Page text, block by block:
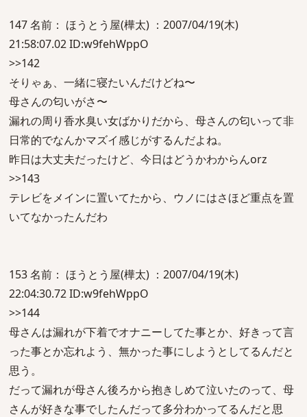
147 名前： ほうとう屋(樺太) ：2007/04/19(木)
21:58:07.02 ID:w9fehWppO
>>142
そりゃぁ、一緒に寝たいんだけどね〜
母さんの匂いがさ〜
漏れの周り香水臭い女ばかりだから、母さんの匂いって非
日常的でなんかマズイ感じがするんだよね。
昨日は大丈夫だったけど、今日はどうかわからんorz
>>143
テレビをメインに置いてたから、ウノにはさほど重点を置
いてなかったんだわ
153 名前： ほうとう屋(樺太) ：2007/04/19(木)
22:04:30.72 ID:w9fehWppO
>>144
母さんは漏れが下着でオナニーしてた事とか、好きって言
った事とか忘れよう、無かった事にしようとしてるんだと
思う。
だって漏れが母さん後ろから抱きしめて泣いたのって、母
さんが好きな事でしたんだって多分わかってるんだと思